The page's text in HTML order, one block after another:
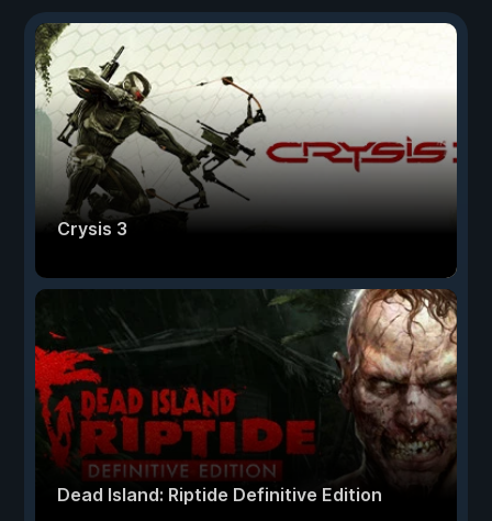
Crysis 3
Dead Island: Riptide Definitive Edition